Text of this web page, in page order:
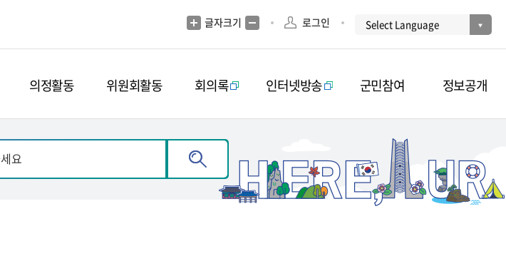
글자크기 로그인
의정활동 위원회활동 회의록 인터넷방송 군민참여 정보공개